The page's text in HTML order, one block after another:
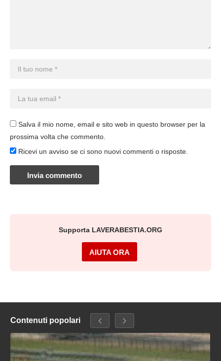
Salva il mio nome, email e sito web in questo browser per la
prossima volta che commento.
Ricevi un avviso se ci sono nuovi commenti o risposte.
Supporta LAVERABESTIA.ORG
AIUTA ORA
Contenuti popolari